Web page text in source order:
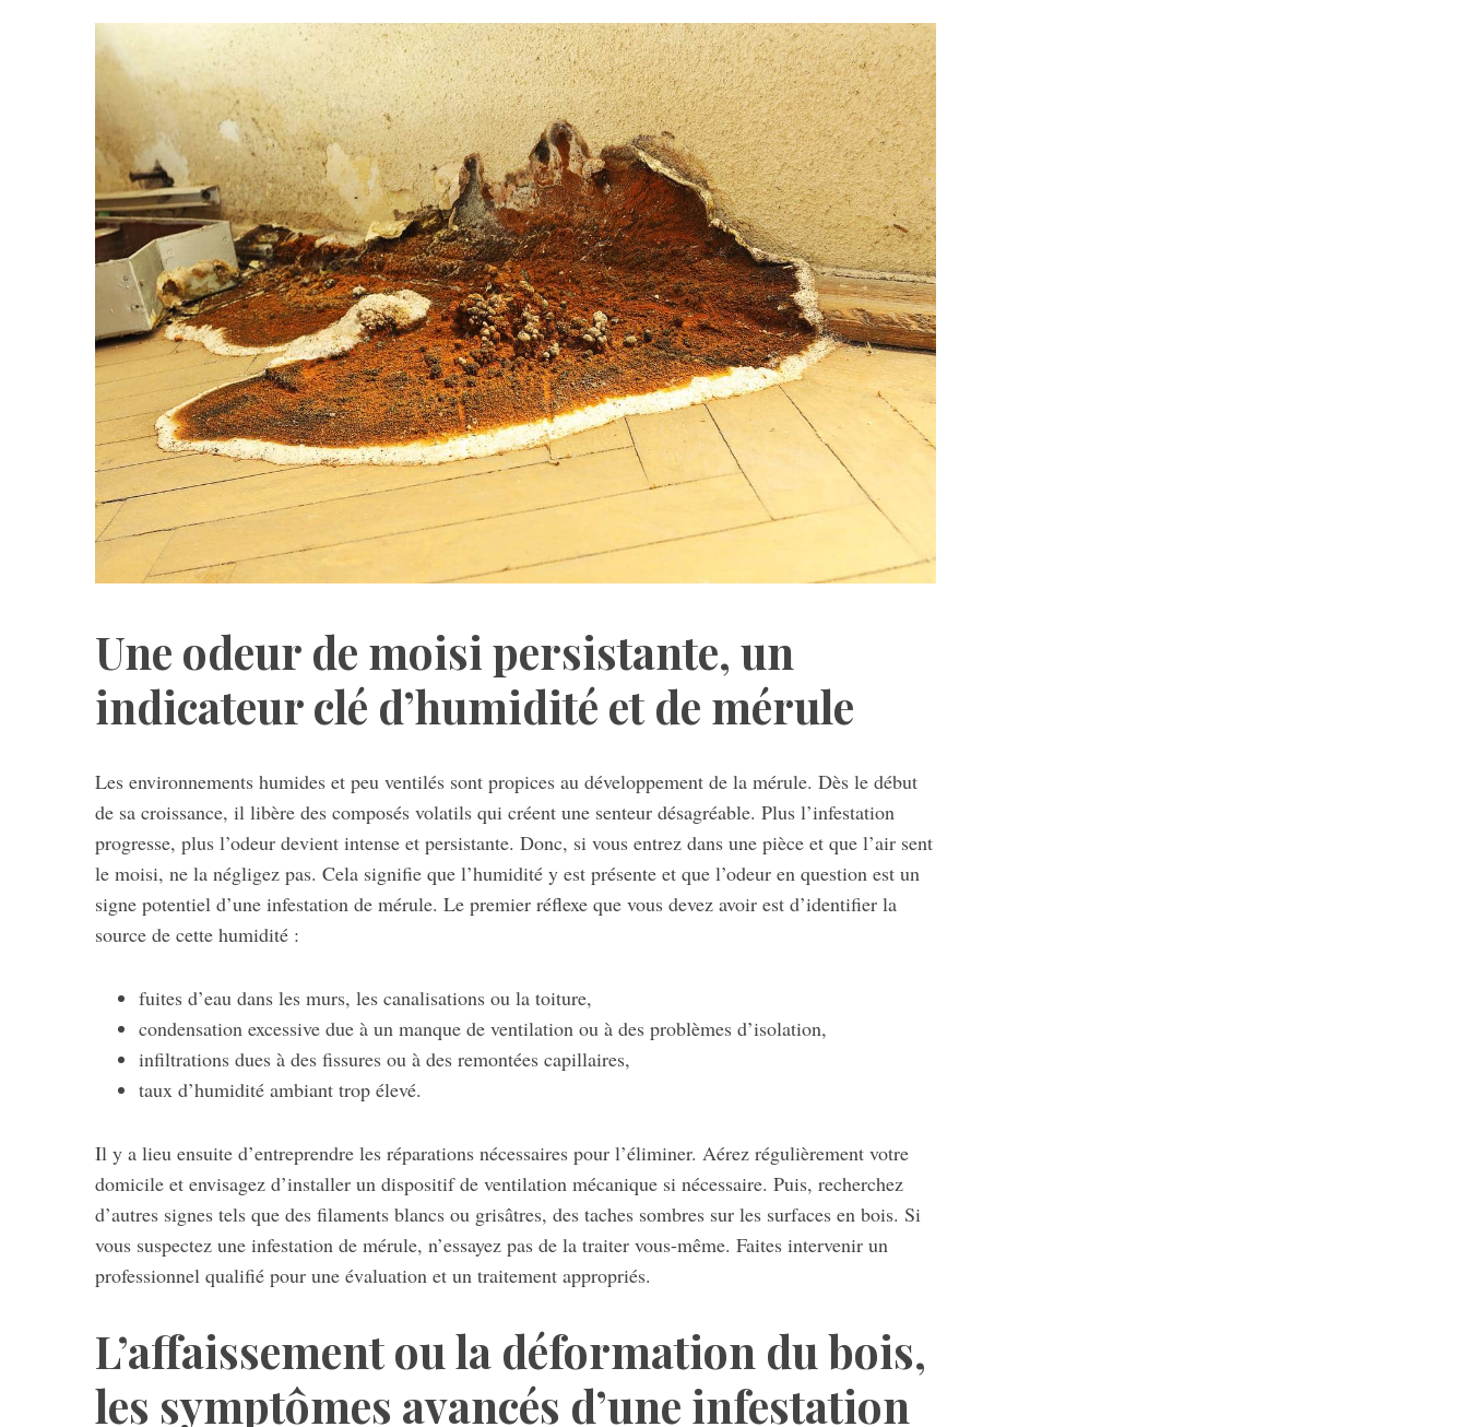
Une odeur de moisi persistante, un
indicateur clé d’humidité et de mérule
Les environnements humides et peu ventilés sont propices au développement de la mérule. Dès le début
de sa croissance, il libère des composés volatils qui créent une senteur désagréable. Plus l’infestation
progresse, plus l’odeur devient intense et persistante. Donc, si vous entrez dans une pièce et que l’air sent
le moisi, ne la négligez pas. Cela signifie que l’humidité y est présente et que l’odeur en question est un
signe potentiel d’une infestation de mérule. Le premier réflexe que vous devez avoir est d’identifier la
source de cette humidité :
fuites d’eau dans les murs, les canalisations ou la toiture,
condensation excessive due à un manque de ventilation ou à des problèmes d’isolation,
infiltrations dues à des fissures ou à des remontées capillaires,
taux d’humidité ambiant trop élevé.
Il y a lieu ensuite d’entreprendre les réparations nécessaires pour l’éliminer. Aérez régulièrement votre
domicile et envisagez d’installer un dispositif de ventilation mécanique si nécessaire. Puis, recherchez
d’autres signes tels que des filaments blancs ou grisâtres, des taches sombres sur les surfaces en bois. Si
vous suspectez une infestation de mérule, n’essayez pas de la traiter vous-même. Faites intervenir un
professionnel qualifié pour une évaluation et un traitement appropriés.
L’affaissement ou la déformation du bois,
les symptômes avancés d’une infestation